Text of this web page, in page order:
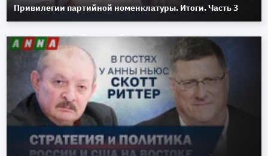
Привилегии партийной номенклатуры. Итоги. Часть 3